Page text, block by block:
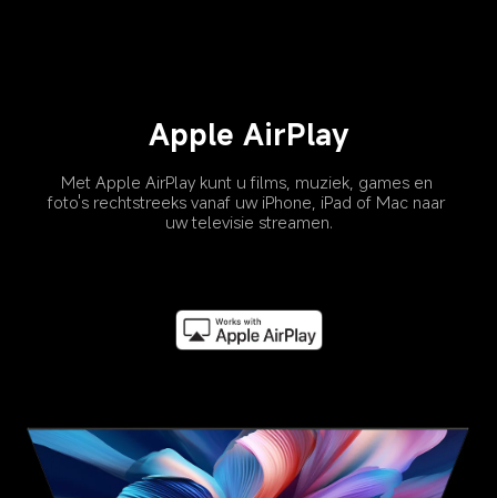
Apple AirPlay
Met Apple AirPlay kunt u films, muziek, games en
foto's rechtstreeks vanaf uw iPhone, iPad of Mac naar
uw televisie streamen.